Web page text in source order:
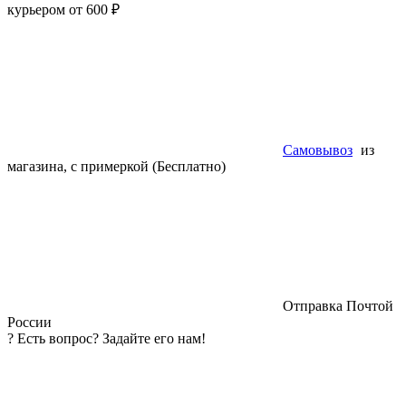
курьером от 600 ₽
Самовывоз из
магазина, с примеркой (Бесплатно)
Отправка Почтой
России
? Есть вопрос? Задайте его нам!